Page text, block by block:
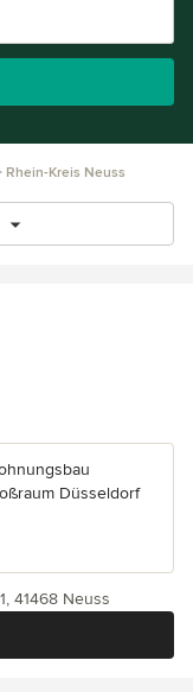
Rhein-Kreis Neuss
Düsseldorf
41468 Neuss